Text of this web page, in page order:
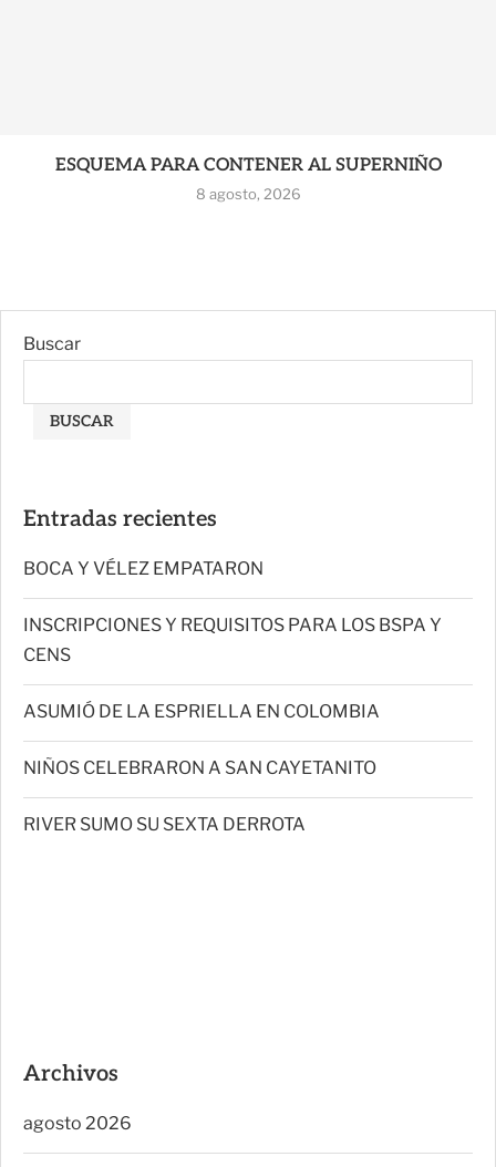
ESQUEMA PARA CONTENER AL SUPERNIÑO
8 agosto, 2026
Buscar
BUSCAR
Entradas recientes
BOCA Y VÉLEZ EMPATARON
INSCRIPCIONES Y REQUISITOS PARA LOS BSPA Y
CENS
ASUMIÓ DE LA ESPRIELLA EN COLOMBIA
NIÑOS CELEBRARON A SAN CAYETANITO
RIVER SUMO SU SEXTA DERROTA
Archivos
agosto 2026